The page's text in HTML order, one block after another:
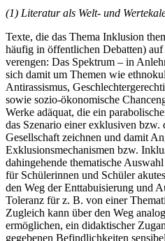
(1) Literatur als Welt- und
Texte, die das Thema Inklusion
häufig in öffentlichen Debatten)
verengen: Das Spektrum – in
sich damit um Themen wie
Antirassismus,
sowie sozio-ökonomische
Werke adäquat, die ein
das Szenario einer exklusiven
Gesellschaft zeichnen und damit
Exklusionsmechanismen bzw.
dahingehende thematische
für Schülerinnen und Schüler
den Weg der Enttabuisierung und
Toleranz für z. B. von einer
Zugleich kann über den Weg
ermöglichen, ein didaktischer
gegebenen Befindlichkeiten